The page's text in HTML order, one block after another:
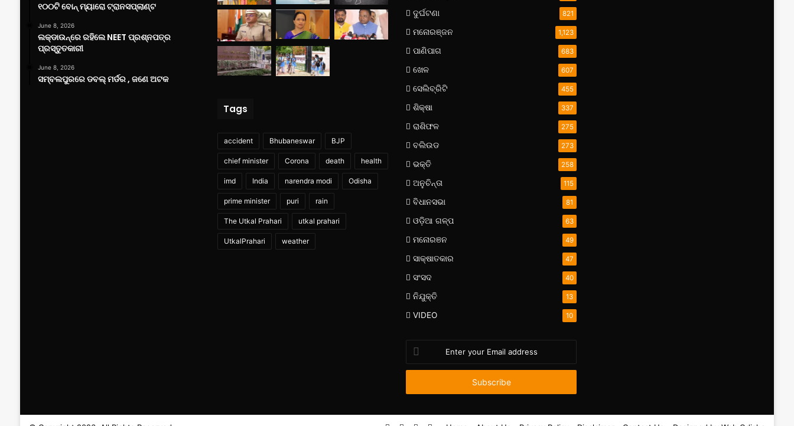
୧୦୦ଟି ବୋନ୍ ମ୍ୟାରୋ ଟ୍ରାନସପ୍ଲାଣ୍ଟ
June 8, 2026
ଲକ୍‌ଡାଉନ୍‌ରେ ରହିଲେ NEET ପ୍ରଶ୍ନପତ୍ର
ପ୍ରସ୍ତୁତକାରୀ
June 8, 2026
ସମ୍ବଲପୁରରେ ଡବଲ୍ ମର୍ଡର , ଜଣେ ଅଟକ
Tags
accident Bhubaneswar BJP
chief minister Corona death health
imd India narendra modi Odisha
prime minister puri rain
The Utkal Prahari utkal prahari
UtkalPrahari weather
ଦୁର୍ଘଟଣା 821
ମନୋରଞ୍ଜନ 1,123
ପାଣିପାଗ 683
ଖେଳ 607
ସେଲିବ୍ରିଟି 455
ଶିକ୍ଷା 337
ରାଶିଫଳ 275
ବଲିଉଡ 273
ଭକ୍ତି 258
ଅନୁଚିନ୍ତା 115
ବିଧାନସଭା 81
ଓଡ଼ିଆ ଗଳ୍ପ 63
ମନୋରଞନ 49
ସାକ୍ଷାତକାର 47
ସଂସଦ 40
ନିଯୁକ୍ତି 13
VIDEO 10
Enter
your
Email